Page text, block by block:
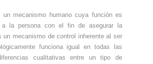
un mecanismo humano cuya función es
a la persona con el fin de asegurar la
un mecanismo de control inherente al ser
funciona igual en todas las
cualitativas entre un tipo de